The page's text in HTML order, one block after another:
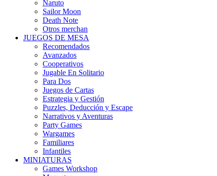
Naruto
Sailor Moon
Death Note
Otros merchan
JUEGOS DE MESA
Recomendados
Avanzados
Cooperativos
Jugable En Solitario
Para Dos
Juegos de Cartas
Estrategia y Gestión
Puzzles, Deducción y Escape
Narrativos y Aventuras
Party Games
Wargames
Familiares
Infantiles
MINIATURAS
Games Workshop